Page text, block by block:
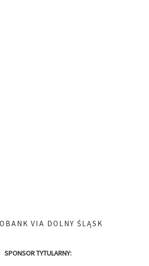
VIA DOLNY ŚLĄSK
SPONSOR TYTULARNY: